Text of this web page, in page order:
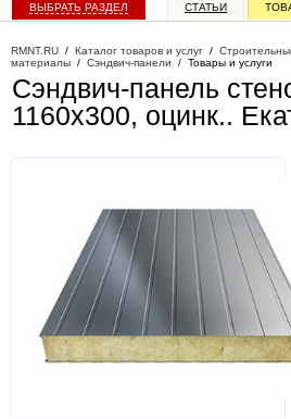
ВЫБРАТЬ РАЗДЕЛ СТАТЬИ
RMNT.RU / Каталог товаров и услуг /
материалы / Сэндвич-панели / Товары и услуги
Сэндвич-панель
1160x300, оцинк..